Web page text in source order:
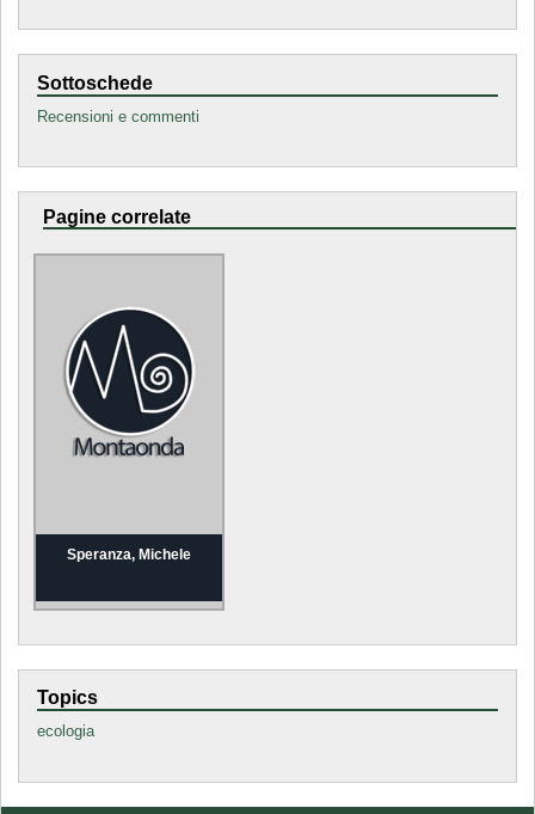
Sottoschede
Recensioni e commenti
Pagine correlate
Speranza, Michele
Topics
ecologia